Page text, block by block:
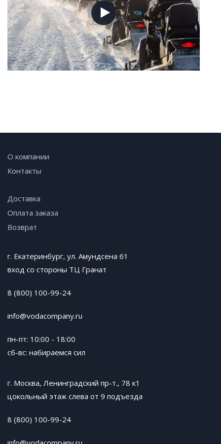
О компании
Контакты
Доставка
Оплата заказа
Возврат
г. Екатеринбург, ул. Амундсена 61
вход со стороны ТЦ Гранат
8 (800) 100-99-24
info@vodacompany.ru
пн-пт: 10:00 - 18:00
сб-вс: набираемся сил
г. Москва, Ленинградский пр-т., 78 к1
цокольный этаж слева от 9 подъезда
8 (800) 100-99-24